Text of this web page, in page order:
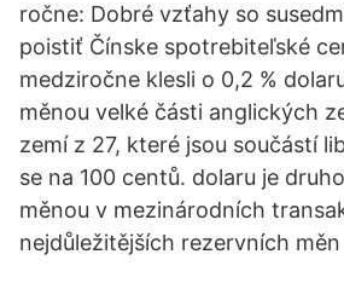
ročne: Dobré vzťahy so
poistiť Čínske spotrebiteľské
medziročne klesli o 0,2 %
měnou velké části anglických
zemí z 27, které jsou součástí
se na 100 centů. dolaru je
měnou v mezinárodních
nejdůležitějších rezervních